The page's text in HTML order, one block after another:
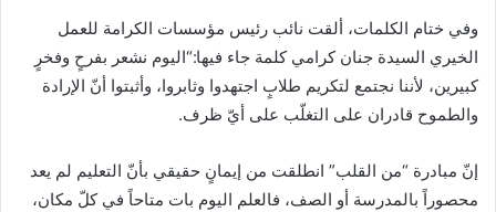
وفي ختام الكلمات، ألقت نائب رئيس مؤسسات الكرامة للعمل
الخيري السيدة جنان كرامي كلمة جاء فيها:“اليوم نشعر بفرحٍ وفخرٍ
كبيرين، لأننا نجتمع لتكريم طلابٍ اجتهدوا وثابروا، وأثبتوا أنّ الإرادة
والطموح قادران على التغلّب على أيّ ظرف.
إنّ مبادرة “من القلب” انطلقت من إيمانٍ حقيقي بأنّ التعليم لم يعد
محصوراً بالمدرسة أو الصف، فالعلم اليوم بات متاحاً في كلّ مكان،